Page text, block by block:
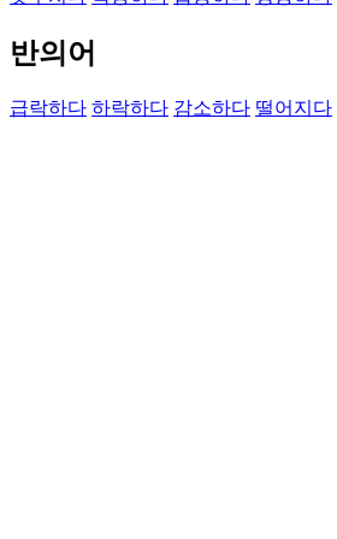
반의어
급락하다 하락하다 감소하다 떨어지다